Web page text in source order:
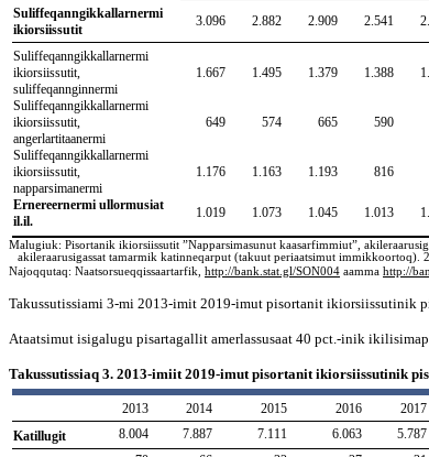
Suliffeqanngikkallarnermi
ikiorsiissutit
3.096 2.882 2.909 2.541
Suliffeqanngikkallarnermi
ikiorsiissutit,
suliffeqannginnermi
1.667 1.495 1.379 1.388
Suliffeqanngikkallarnermi
ikiorsiissutit,
angerlartitaanermi
649 574 665 590
Suliffeqanngikkallarnermi
ikiorsiissutit,
napparsimanermi
1.176 1.163 1.193 816
Ernereernermi ullormusiat
il.il.
1.019 1.073 1.045 1.013
Malugiuk: Pisortanik ikiorsiissutit ”Napparsimasunut kaasarfimmiut”,
akileraarusigassat tamarmik katinneqarput (takuut periaatsimut
Najoqqutaq: Naatsorsueqqissaartarfik, http://bank.stat.gl/SON004 aamma http://
Takussutissiami 3-mi 2013-imit 2019-imut pisortanit ikiorsiissutinik
Ataatsimut isigalugu pisartagallit amerlassusaat 40 pct.-inik
Takussutissiaq 3. 2013-imiit 2019-imut pisortanit ikiorsiissutinik
2013 2014 2015 2016 2017
Katillugit
8.004 7.887 7.111 6.063 5.787